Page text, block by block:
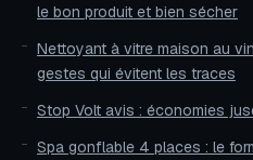
le bon produit et bien sécher
Nettoyant à vitre maison au
gestes qui évitent les traces
Stop Volt avis : économies
Spa gonflable 4 places : le